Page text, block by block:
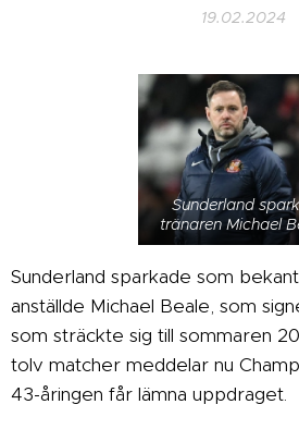
19.02.2024
Sunderland
tränaren Michael
Sunderland sparkade som
anställde Michael Beale, som
som sträckte sig till sommaren
tolv matcher meddelar nu
43-åringen får lämna uppdraget.